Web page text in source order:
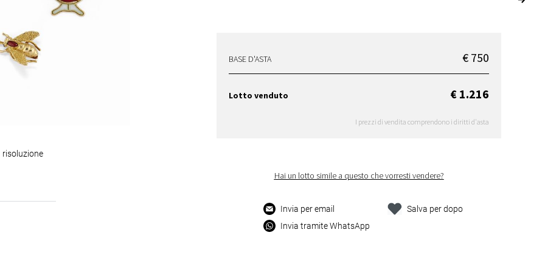
risoluzione
BASE D'ASTA € 750
Lotto venduto € 1.216
I prezzi di vendita comprendono i diritti d'asta
Hai un lotto simile a questo che vorresti vendere?
Invia per email
Invia tramite WhatsApp
Salva per dopo